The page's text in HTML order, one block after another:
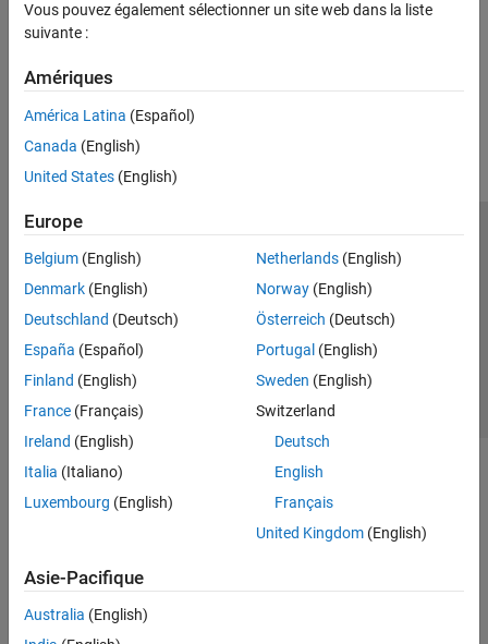
Vous pouvez également sélectionner un site web dans la liste
suivante :
Amériques
América Latina (Español)
Canada (English)
United States (English)
Europe
Belgium (English)
Denmark (English)
Deutschland (Deutsch)
España (Español)
Finland (English)
France (Français)
Ireland (English)
Italia (Italiano)
Luxembourg (English)
Netherlands(English)
Norway(English)
Österreich (Deutsch)
Portugal (English)
Sweden (English)
Switzerland
Deutsch
English
Français
United Kingdom(English)
Asie-Pacifique
Australia (English)
Lutte anti-piratage
Contacts locaux
© 1994-2026 The MathWorks, Inc.